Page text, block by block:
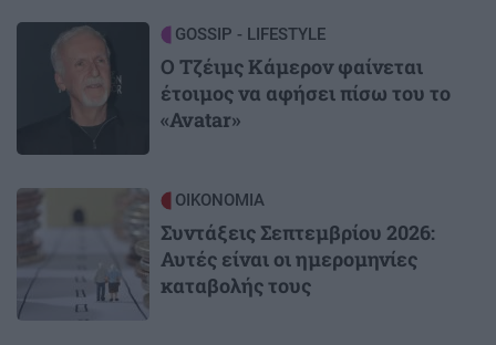
Image GOSSIP - LIFESTYLE
Ο Τζέιμς Κάμερον φαίνεται
έτοιμος να αφήσει πίσω του το
«Avatar»
Image ΟΙΚΟΝΟΜΙΑ
Συντάξεις Σεπτεμβρίου 2026:
Αυτές είναι οι ημερομηνίες
καταβολής τους